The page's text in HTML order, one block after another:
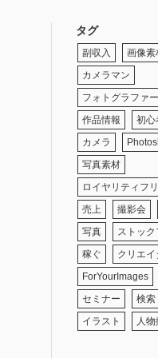
タグ
副収入 画像素
カメラマン
フォトグラファー
作品情報 初心
カメラ
写真素材
ロイヤリティフ
売上 撮影会
写真 ストック
稼ぐ クリエイ
ForYourImages
セミナー 検索
イラスト 人